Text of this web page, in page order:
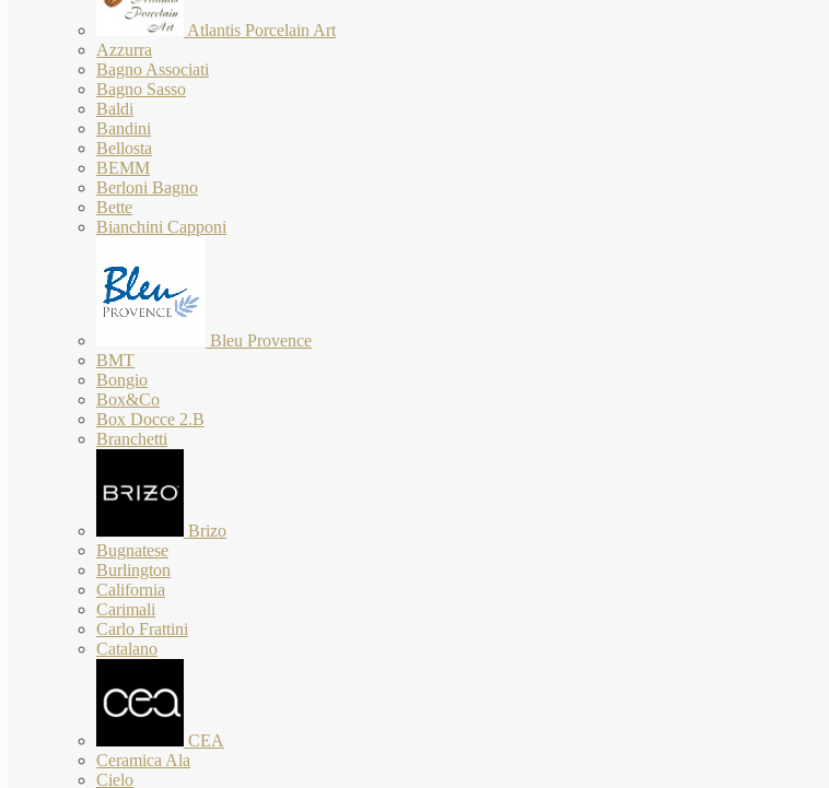
Atlantis Porcelain Art
Azzurra
Bagno Associati
Bagno Sasso
Baldi
Bandini
Bellosta
BEMM
Berloni Bagno
Bette
Bianchini Capponi
Bleu Provence
BMT
Bongio
Box&Co
Box Docce 2.B
Branchetti
Brizo
Bugnatese
Burlington
California
Carimali
Carlo Frattini
Catalano
CEA
Ceramica Ala
Cielo